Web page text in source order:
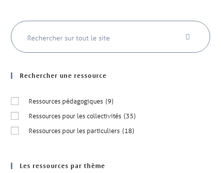
Rechercher une ressource
Ressources pédagogiques (9)
Ressources pour les collectivités (35)
Ressources pour les particuliers (18)
Les ressources par thème